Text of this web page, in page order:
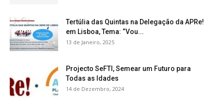
Tertúlia das Quintas na Delegação da APRe!
em Lisboa, Tema: “Vou...
13 de Janeiro, 2025
Projecto SeFTI, Semear um Futuro para
Todas as Idades
14 de Dezembro, 2024